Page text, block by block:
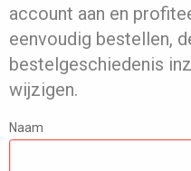
account aan en
eenvoudig bestellen,
bestelgeschiedenis
wijzigen.
Naam